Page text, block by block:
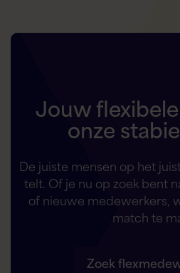
Jouw
onze
De juiste mensen op het
telt. Of je nu op zoek bent
of nieuwe medewerkers,
match te
Zoek